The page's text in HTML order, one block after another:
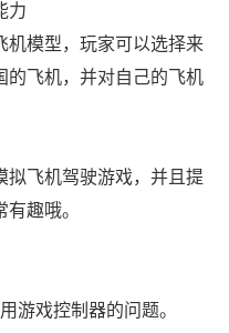
力
机模型，玩家可以选择来
的飞机，并对自己的飞机
拟飞机驾驶游戏，并且提
趣哦。
游戏控制器的问题。